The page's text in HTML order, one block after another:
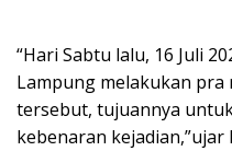
“Hari Sabtu lalu, 16 Juli
Lampung melakukan
tersebut, tujuannya
kebenaran kejadian,”ujar